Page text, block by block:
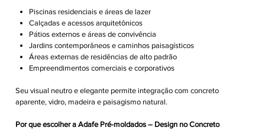
Piscinas residenciais e áreas de lazer
Calçadas e acessos arquitetônicos
Pátios externos e áreas de convivência
Jardins contemporâneos e caminhos paisagísticos
Áreas externas de residências de alto padrão
Empreendimentos comerciais e corporativos
Seu visual neutro e elegante permite integração com concreto
aparente, vidro, madeira e paisagismo natural.
Por que escolher a Adafe Pré-moldados – Design no Concreto